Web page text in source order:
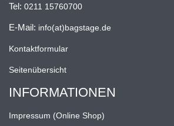
Tel: 0211 15760700
E-Mail: info(at)bagstage.de
Kontaktformular
Seitenübersicht
INFORMATIONEN
Impressum (Online Shop)